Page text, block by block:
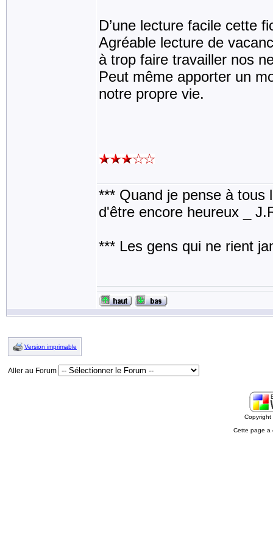
D’une lecture facile cette
Agréable lecture de
à trop faire travailler nos
Peut même apporter un
notre propre vie.
*** Quand je pense à tous
d'être encore heureux _
*** Les gens qui ne rient
Version imprimable
Aller au Forum
Cette page a